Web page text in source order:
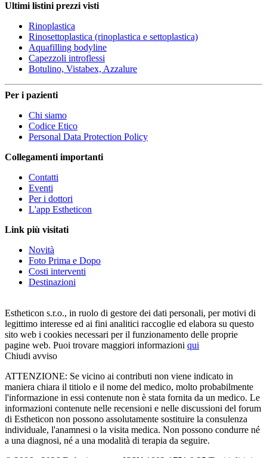
Ultimi listini prezzi visti
Rinoplastica
Rinosettoplastica (rinoplastica e settoplastica)
Aquafilling bodyline
Capezzoli introflessi
Botulino, Vistabex, Azzalure
Per i pazienti
Chi siamo
Codice Etico
Personal Data Protection Policy
Collegamenti importanti
Contatti
Eventi
Per i dottori
L'app Estheticon
Link più visitati
Novità
Foto Prima e Dopo
Costi interventi
Destinazioni
Estheticon s.r.o., in ruolo di gestore dei dati personali, per motivi di
legittimo interesse ed ai fini analitici raccoglie ed elabora su questo
sito web i cookies necessari per il funzionamento delle proprie
pagine web. Puoi trovare maggiori informazioni qui
Chiudi avviso
ATTENZIONE: Se vicino ai contributi non viene indicato in
maniera chiara il titiolo e il nome del medico, molto probabilmente
l'informazione in essi contenute non è stata fornita da un medico. Le
informazioni contenute nelle recensioni e nelle discussioni del forum
di Estheticon non possono assolutamente sostituire la consulenza
individuale, l'anamnesi o la visita medica. Non possono condurre né
a una diagnosi, né a una modalità di terapia da seguire.